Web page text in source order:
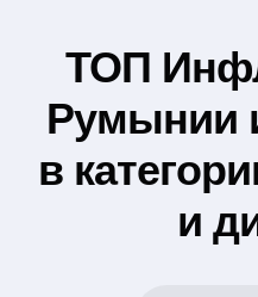
ТОП
Румынии
в
и